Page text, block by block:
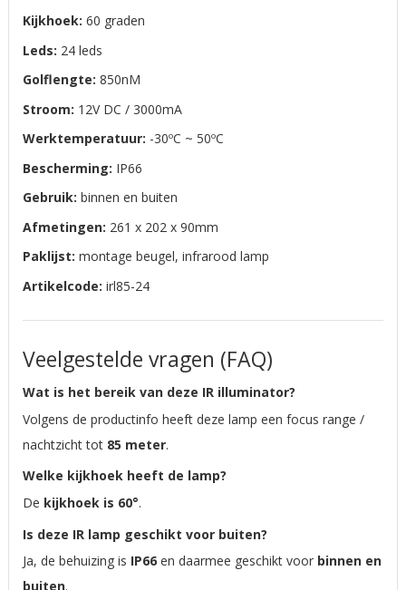
Kijkhoek: 60 graden
Leds: 24 leds
Golflengte: 850nM
Stroom: 12V DC / 3000mA
Werktemperatuur: -30ºC ~ 50ºC
Bescherming: IP66
Gebruik: binnen en buiten
Afmetingen: 261 x 202 x 90mm
Paklijst: montage beugel, infrarood lamp
Artikelcode: irl85-24
Veelgestelde vragen (FAQ)
Wat is het bereik van deze IR illuminator?
Volgens de productinfo heeft deze lamp een focus range /
nachtzicht tot 85 meter.
Welke kijkhoek heeft de lamp?
De kijkhoek is 60°.
Is deze IR lamp geschikt voor buiten?
Ja, de behuizing is IP66en daarmee geschikt voor binnen en
buiten.